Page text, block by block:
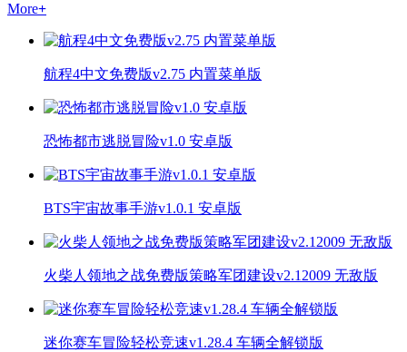
More+
航程4中文免费版v2.75 内置菜单版
恐怖都市逃脱冒险v1.0 安卓版
BTS宇宙故事手游v1.0.1 安卓版
火柴人领地之战免费版策略军团建设v2.12009 无敌版
迷你赛车冒险轻松竞速v1.28.4 车辆全解锁版